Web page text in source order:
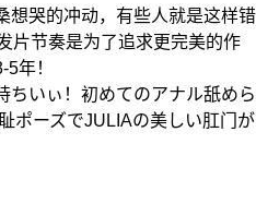
想哭的冲动，有些人就是这样错
片节奏是为了追求更完美的作
年！
ちいぃ！初めてのアナル舐めら
ポーズでJULIAの美しい肛门が